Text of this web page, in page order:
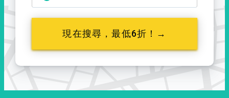
現在搜尋，最低6折！→